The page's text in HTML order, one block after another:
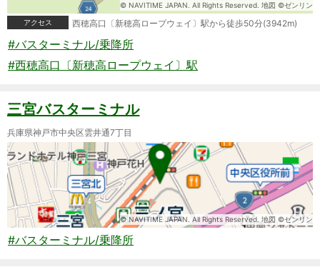
© NAVITIME JAPAN. All Rights Reserved. 地図 ©ゼンリン
アクセス
西穂高口〔新穂高ロープウェイ〕駅から徒歩50分(3942m)
#バスターミナル/乗降所
#西穂高口〔新穂高ロープウェイ〕駅
三宮バスターミナル
兵庫県神戸市中央区雲井通7丁目
© NAVITIME JAPAN. All Rights Reserved. 地図 ©ゼンリン
#バスターミナル/乗降所